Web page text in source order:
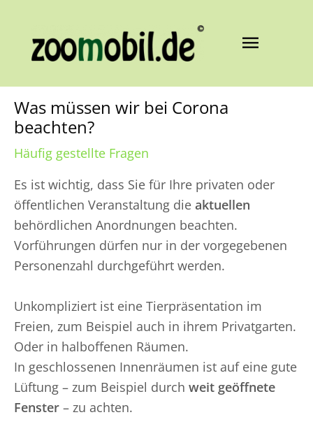
springen
Was müssen wir bei Corona
beachten?
Häufig gestellte Fragen
Es ist wichtig, dass Sie für Ihre privaten oder
öffentlichen Veranstaltung dieaktuellen
behördlichen Anordnungen beachten.
Vorführungen dürfen nur in der vorgegebenen
Personenzahl durchgeführt werden.
Unkompliziert ist eine Tierpräsentation im
Freien, zum Beispiel auch in ihrem Privatgarten.
Oder in halboffenen Räumen.
In geschlossenen Innenräumen ist auf eine gute
Lüftung – zum Beispiel durch weit geöffnete
Fenster– zu achten.